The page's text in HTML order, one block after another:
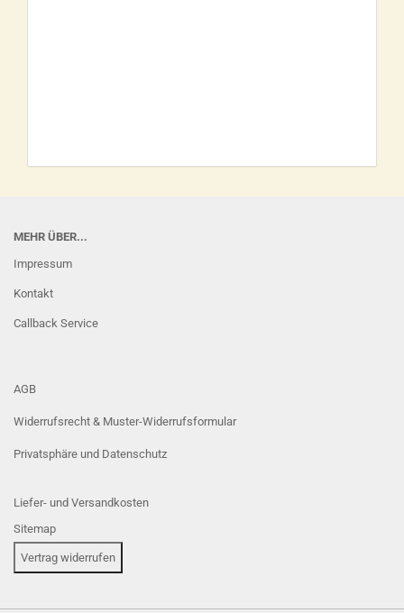
MEHR ÜBER...
Impressum
Kontakt
Callback Service
AGB
Widerrufsrecht & Muster-Widerrufsformular
Privatsphäre und Datenschutz
Liefer- und Versandkosten
Sitemap
Vertrag widerrufen